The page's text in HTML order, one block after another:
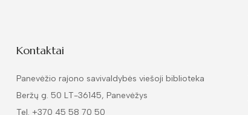
Kontaktai
Panevėžio rajono savivaldybės viešoji biblioteka
Beržų g. 50 LT-36145, Panevėžys
Tel. +370 45 58 70 50